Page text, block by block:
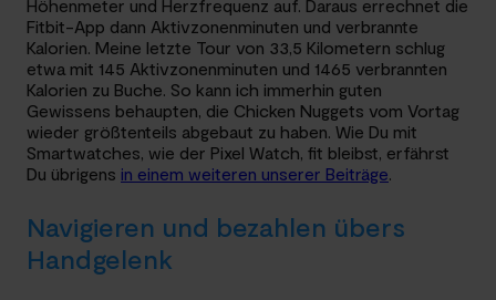
Höhenmeter und Herzfrequenz auf. Daraus errechnet die
Fitbit-App dann Aktivzonenminuten und verbrannte
Kalorien. Meine letzte Tour von 33,5 Kilometern schlug
etwa mit 145 Aktivzonenminuten und 1465 verbrannten
Kalorien zu Buche. So kann ich immerhin guten
Gewissens behaupten, die Chicken Nuggets vom Vortag
wieder größtenteils abgebaut zu haben. Wie Du mit
Smartwatches, wie der Pixel Watch, fit bleibst, erfährst
Du übrigens in einem weiteren unserer Beiträge.
Navigieren und bezahlen übers
Handgelenk